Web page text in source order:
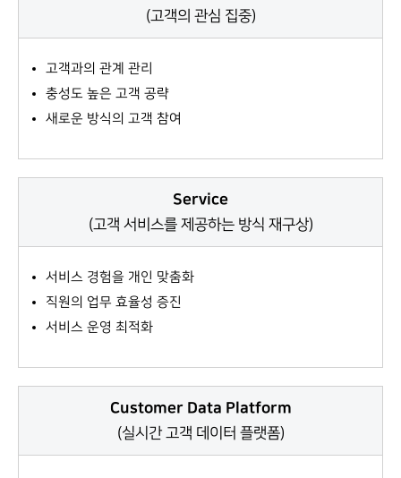
(고객의 관심 집중)
고객과의 관계 관리
충성도 높은 고객 공략
새로운 방식의 고객 참여
Service
(고객 서비스를 제공하는 방식 재구상)
서비스 경험을 개인 맞춤화
직원의 업무 효율성 증진
서비스 운영 최적화
Customer Data Platform
(실시간 고객 데이터 플랫폼)